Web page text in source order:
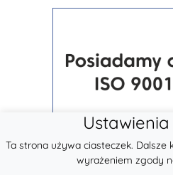
Ta strona używa ciasteczek.
wyrażeniem zgody